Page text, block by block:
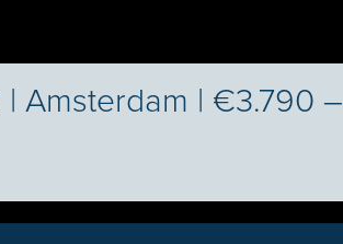
Amsterdam | €3.790 –